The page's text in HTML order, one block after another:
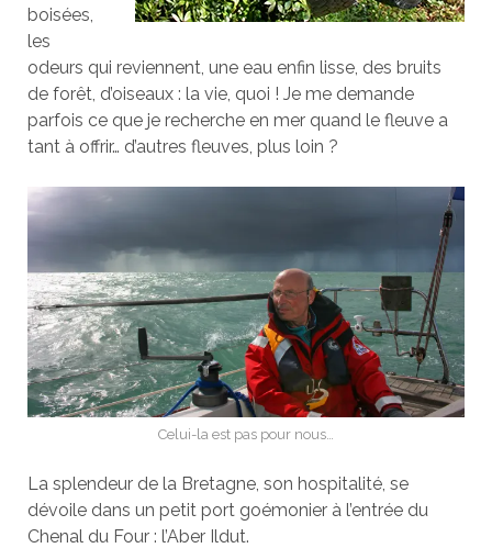
boisées,
les
odeurs qui reviennent, une eau enfin lisse, des bruits
de forêt, d’oiseaux : la vie, quoi ! Je me demande
parfois ce que je recherche en mer quand le fleuve a
tant à offrir… d’autres fleuves, plus loin ?
Celui-la est pas pour nous…
La splendeur de la Bretagne, son hospitalité, se
dévoile dans un petit port goémonier à l’entrée du
Chenal du Four : l’Aber Ildut.